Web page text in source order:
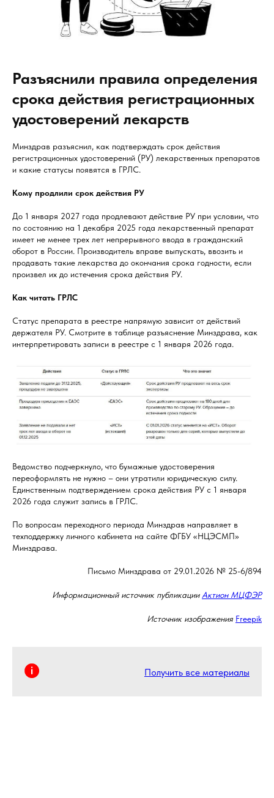
Разъяснили правила определения
срока действия регистрационных
удостоверений лекарств
Минздрав разъяснил, как подтверждать срок действия
регистрационных удостоверений (РУ) лекарственных препаратов
и какие статусы появятся в ГРЛС.
Кому продлили срок действия РУ
До 1 января 2027 года продлевают действие РУ при условии, что
по состоянию на 1 декабря 2025 года лекарственный препарат
имеет не менее трех лет непрерывного ввода в гражданский
оборот в России. Производитель вправе выпускать, ввозить и
продавать такие лекарства до окончания срока годности, если
произвел их до истечения срока действия РУ.
Как читать ГРЛС
Статус препарата в реестре напрямую зависит от действий
держателя РУ. Смотрите в таблице разъяснение Минздрава, как
интерпретировать записи в реестре с 1 января 2026 года.
Ведомство подчеркнуло, что бумажные удостоверения
переоформлять не нужно – они утратили юридическую силу.
Единственным подтверждением срока действия РУ с 1 января
2026 года служит запись в ГРЛС.
По вопросам переходного периода Минздрав направляет в
техподдержку личного кабинета на сайте ФГБУ «НЦЭСМП»
Минздрава.
Письмо Минздрава от 29.01.2026 № 25-6/894
Информационный источник публикации Актион МЦФЭР
Источник изображения Freepik
Получить все материалы